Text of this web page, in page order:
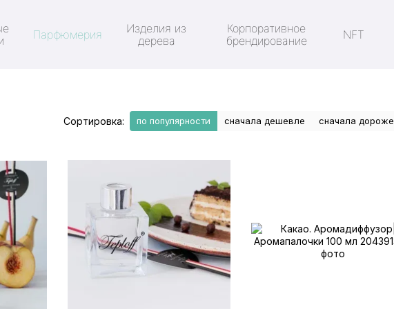
Парфюмерия
Изделия из
дерева
Корпоративное
брендирование
NFT
Сортировка: по популярности сначала дешевле сначала дороже